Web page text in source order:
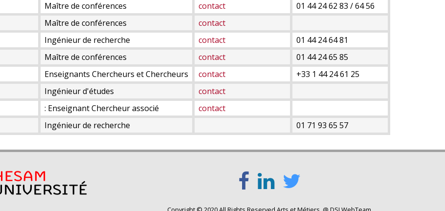
Maître de conférences contact
01 44 24 62 83 / 64 56
Maître de conférences
contact
Ingénieur de recherche contact
01 44 24 64 81
Maître de conférences contact
01 44 24 65 85
Enseignants Chercheurs et Chercheurs contact
+33 1 44 24 61 25
Ingénieur d'études
contact
: Enseignant Chercheur associé
contact
Ingénieur de recherche 01 71 93 65 57